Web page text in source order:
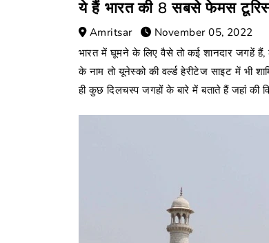
ये हैं भारत की 8 सबसे फेमस
Amritsar
November 05, 2022
भारत में घूमने के लिए वैसे तो कई शानदार जगहें
के नाम तो यूनेस्को की वर्ल्ड हेरीटेज साइट में भी
ही कुछ दिलचस्प जगहों के बारे में बताते हैं जहां की